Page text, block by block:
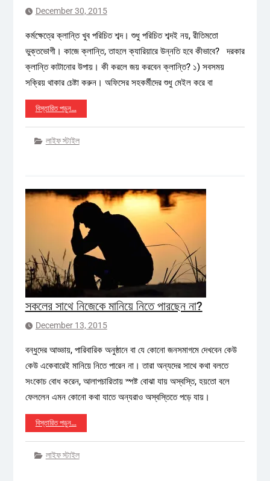
December 30, 2015
কর্মক্ষেত্রে ক্লান্তি খুব পরিচিত শব্দ। শুধু পরিচিত শব্দই নয়, রীতিমতো
ভুক্তভোগী। কাজে ক্লান্তি, তাহলে ক্যারিয়ারে উন্নতি হবে কীভাবে? দরকার
ক্লান্তি কাটানোর উপায়। কী করলে জয় করবেন ক্লান্তি? ১) সবসময়
সক্রিয় থাকার চেষ্টা করুন। অফিসের সহকর্মীদের শুধু মেইল করে বা
বিস্তারিত পড়ুন…
লাইফ স্টাইল
সকলের সাথে নিজেকে মানিয়ে নিতে পারছেন না?
December 13, 2015
বন্ধুদের আড্ডায়, পারিবারিক অনুষ্ঠানে বা যে কোনো জনসমাগমে দেখবেন কেউ
কেউ একেবারেই মানিয়ে নিতে পারেন না। তারা অন্যদের সাথে কথা বলতে
সংকোচ বোধ করেন, আলাপচারিতায় স্পষ্ট বোঝা যায় অস্বস্তি, হয়তো বলে
ফেললেন এমন কোনো কথা যাতে অন্যরাও অস্বস্তিতে পড়ে যায়।
বিস্তারিত পড়ুন…
লাইফ স্টাইল